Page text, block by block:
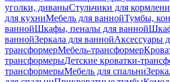
уголки, диваныСтульчики для
для кухниМебель для ваннойТумбы,
ваннойШкафы, пеналы для ванной
ваннойЗеркала для ваннойАксессуары
трансформерМебель-трансформер
трансформерыДетские кроватки-
трансформерыМебель для спальни